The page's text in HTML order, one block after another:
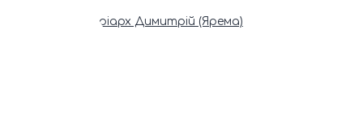
Патріарх Димитрій (Ярема)